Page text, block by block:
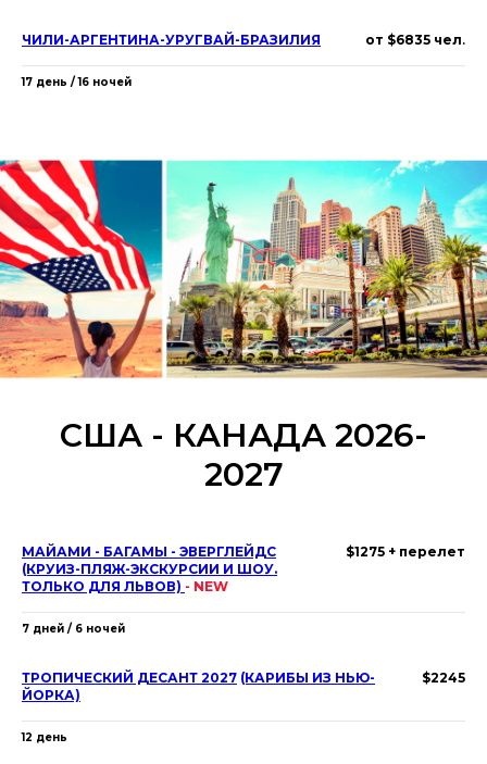
ЧИЛИ-АРГЕНТИНА-УРУГВАЙ-БРАЗИЛИЯ от $6835 чел.
17 день / 16 ночей
США - КАНАДА 2026-
2027
МАЙАМИ - БАГАМЫ - ЭВЕРГЛЕЙДС
(КРУИЗ-ПЛЯЖ-ЭКСКУРСИИ И ШОУ.
ТОЛЬКО ДЛЯ ЛЬВОВ) - NEW
$1275 + перелет
7 дней / 6 ночей
ТРОПИЧЕСКИЙ ДЕСАНТ 2027 (КАРИБЫ ИЗ НЬЮ-
ЙОРКА)
$2245
12 день